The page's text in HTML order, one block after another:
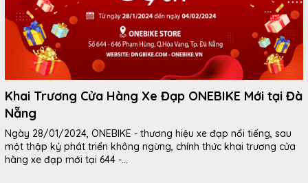
Khai Trương Cửa Hàng Xe Đạp ONEBIKE Mới tại Đà
Nẵng
Ngày 28/01/2024, ONEBIKE - thương hiệu xe đạp nổi tiếng, sau
một thập kỷ phát triển không ngừng, chính thức khai trương cửa
hàng xe đạp mới tại 644 -...